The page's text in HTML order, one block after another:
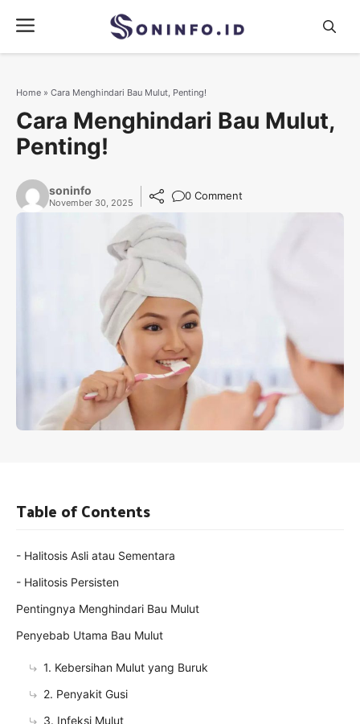
content
Menu
Home » Cara Menghindari Bau Mulut, Penting!
Cara Menghindari Bau Mulut,
Penting!
soninfo
November 30, 2025
0 Comment
Table of Contents
- Halitosis Asli atau Sementara
- Halitosis Persisten
Pentingnya Menghindari Bau Mulut
Penyebab Utama Bau Mulut
1. Kebersihan Mulut yang Buruk
2. Penyakit Gusi
3. Infeksi Mulut